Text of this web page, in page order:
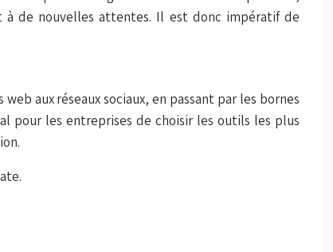
à de nouvelles attentes. Il est donc impératif de
aux réseaux sociaux, en passant par les bornes
pour les entreprises de choisir les outils les plus